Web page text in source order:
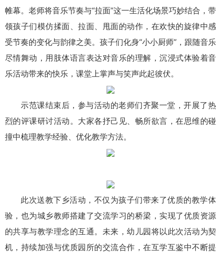
帷幕。老师将音乐节奏与“拉面”这一生活化场景巧妙结合，带
领孩子们模仿揉面、拉面、甩面的动作，在欢快的旋律中感
受节奏的变化与韵律之美。孩子们化身“小小厨师”，跟随音乐
尽情舞动，用肢体语言表达对音乐的理解，沉浸式体验着音
乐活动带来的快乐，课堂上掌声与笑声此起彼伏。
示范课结束后，参与活动的老师们齐聚一堂，开展了热
烈的评课研讨活动。大家各抒己见、畅所欲言，在思维的碰
撞中梳理教学经验、优化教学方法。
此次送教下乡活动，不仅为孩子们带来了优质的教学体
验，也为城乡教师搭建了交流学习的桥梁，实现了优质资源
的共享与教学理念的互通。未来，幼儿园将以此次活动为契
机，持续加强与优质园所的交流合作，在互学互鉴中不断提